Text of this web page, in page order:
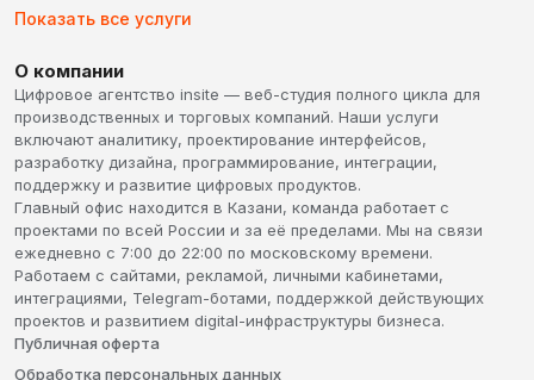
Показать все услуги
О компании
Цифровое агентство insite — веб-студия полного цикла для
производственных и торговых компаний. Наши услуги
включают аналитику, проектирование интерфейсов,
разработку дизайна, программирование, интеграции,
поддержку и развитие цифровых продуктов.
Главный офис находится в Казани, команда работает с
проектами по всей России и за её пределами. Мы на связи
ежедневно с 7:00 до 22:00 по московскому времени.
Работаем с сайтами, рекламой, личными кабинетами,
интеграциями, Telegram-ботами, поддержкой действующих
проектов и развитием digital-инфраструктуры бизнеса.
Публичная оферта
Обработка персональных данных